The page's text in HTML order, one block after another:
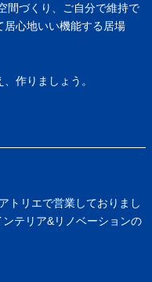
間づくり、ご自分で維持で
居心地いい機能する居場
作りましょう。
トリエで営業しておりまし
テリア&リノベーションの